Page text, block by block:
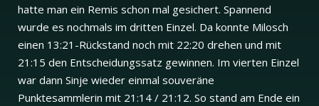
hatte man ein Remis schon mal gesichert. Spannend
wurde es nochmals im dritten Einzel. Da konnte Milosch
einen 13:21-Rückstand noch mit 22:20 drehen und mit
21:15 den Entscheidungssatz gewinnen. Im vierten Einzel
war dann Sinje wieder einmal souveräne
Punktesammlerin mit 21:14 / 21:12. So stand am Ende ein